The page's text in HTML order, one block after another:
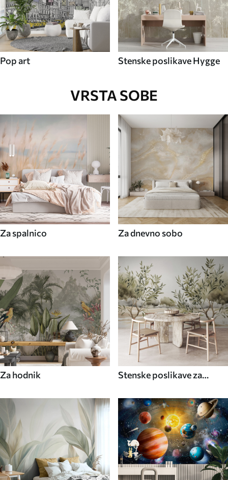
Pop art Stenske poslikave Hygge
VRSTA SOBE
Za spalnico Za dnevno sobo
Za hodnik
Stenske poslikave za